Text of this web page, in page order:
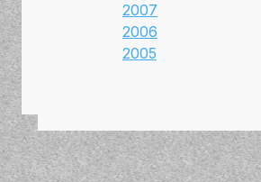
2007
2006
2005
Автор